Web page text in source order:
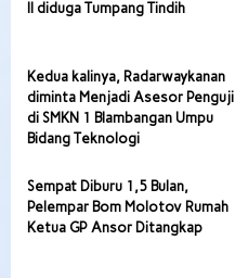
II diduga Tumpang Tindih
Kedua kalinya, Radarwaykanan
diminta Menjadi Asesor Penguji
di SMKN 1 Blambangan Umpu
Bidang Teknologi
Sempat Diburu 1,5 Bulan,
Pelempar Bom Molotov Rumah
Ketua GP Ansor Ditangkap